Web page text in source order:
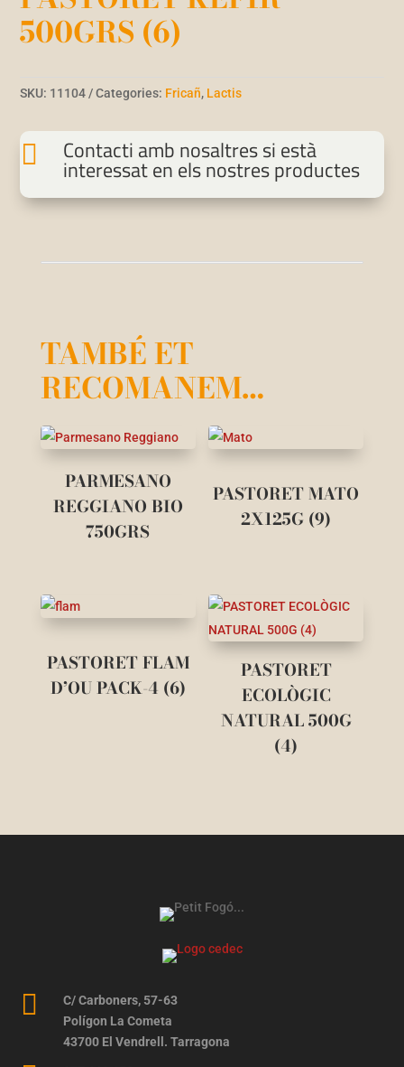
500GRS (6)
SKU: 11104 Categories: Fricañ, Lactis
 Contacti amb nosaltres si està
interessat en els nostres productes
TAMBÉ ET
RECOMANEM…
PARMESANO
REGGIANO BIO
750GRS
PASTORET MATO
2X125G (9)
PASTORET FLAM
D’OU PACK-4 (6)
PASTORET
ECOLÒGIC
NATURAL 500G
(4)

C/ Carboners, 57-63
Polígon La Cometa
43700 El Vendrell. Tarragona